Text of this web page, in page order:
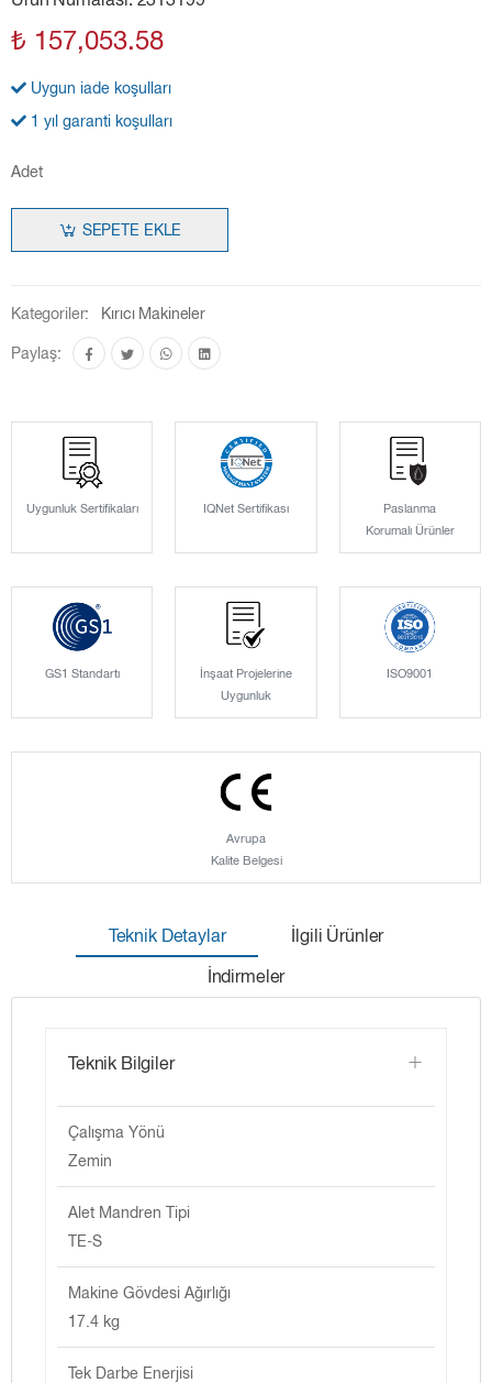
₺ 157,053.58
Uygun iade koşulları
1 yıl garanti koşulları
Adet
SEPETE EKLE
Kategoriler: Kırıcı Makineler
Paylaş:
Uygunluk Sertifikaları IQNet Sertifikası
Paslanma
Korumalı Ürünler
GS1 Standartı
İnşaat Projelerine
Uygunluk
ISO9001
Avrupa
Kalite Belgesi
Teknik Detaylar
İlgili Ürünler
İndirmeler
Teknik Bilgiler
Çalışma Yönü
Zemin
Alet Mandren Tipi
TE-S
Makine Gövdesi Ağırlığı
17.4 kg
Tek Darbe Enerjisi